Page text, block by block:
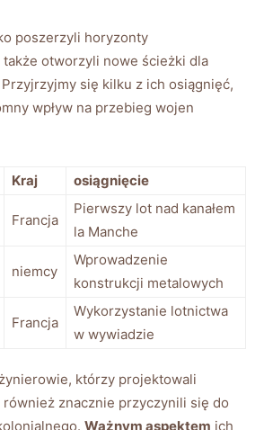
poszerzyli horyzonty
otworzyli nowe ścieżki dla
się kilku z ich osiągnięć,
wpływ na przebieg wojen
Kraj osiągnięcie
Francja
Pierwszy lot nad kanałem
la Manche
niemcy
Wprowadzenie
konstrukcji metalowych
Francja
Wykorzystanie lotnictwa
w wywiadzie
którzy projektowali
znacznie przyczynili się do
Ważnym aspektem ich